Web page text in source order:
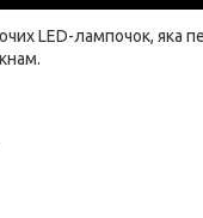
LED-лампочок, яка